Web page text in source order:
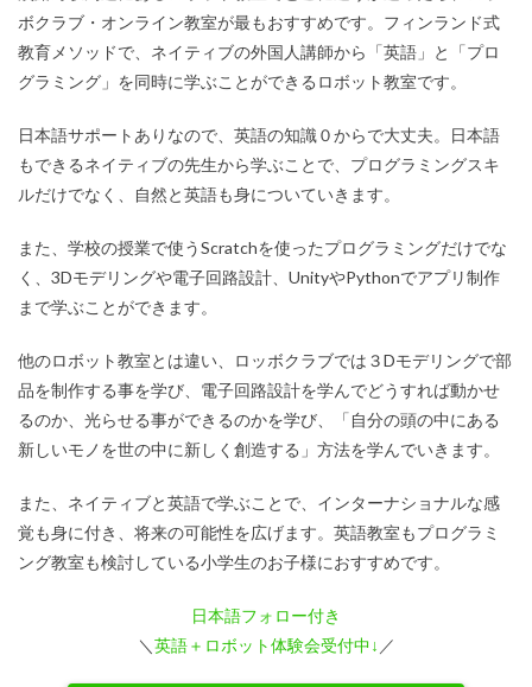
ボクラブ・オンライン教室が最もおすすめです。フィンランド式
教育メソッドで、ネイティブの外国人講師から「英語」と「プロ
グラミング」を同時に学ぶことができるロボット教室です。
日本語サポートありなので、英語の知識０からで大丈夫。日本語
もできるネイティブの先生から学ぶことで、プログラミングスキ
ルだけでなく、自然と英語も身についていきます。
また、学校の授業で使うScratchを使ったプログラミングだけでな
く、3Dモデリングや電子回路設計、UnityやPythonでアプリ制作
まで学ぶことができます。
他のロボット教室とは違い、ロッボクラブでは３Dモデリングで部
品を制作する事を学び、電子回路設計を学んでどうすれば動かせ
るのか、光らせる事ができるのかを学び、「自分の頭の中にある
新しいモノを世の中に新しく創造する」方法を学んでいきます。
また、ネイティブと英語で学ぶことで、インターナショナルな感
覚も身に付き、将来の可能性を広げます。英語教室もプログラミ
ング教室も検討している小学生のお子様におすすめです。
日本語フォロー付き
＼ 英語＋ロボット体験会受付中↓ ／